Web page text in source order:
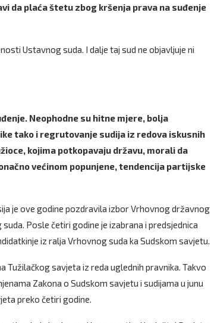
da plaća štetu zbog kršenja prava na suđenje
Ustavnog suda. I dalje taj sud ne objavljuje ni
Neophodne su hitne mjere, bolja
tako i regrutovanje sudija iz redova iskusnih
kojima potkopavaju državu, morali da
većinom popunjene, tendencija partijske
je ove godine pozdravila izbor Vrhovnog državnog
Posle četiri godine je izabrana i predsjednica
iz ralja Vrhovnog suda ka Sudskom savjetu.
savjeta iz reda uglednih pravnika. Takvo
Zakona o Sudskom savjetu i sudijama u junu
preko četiri godine.